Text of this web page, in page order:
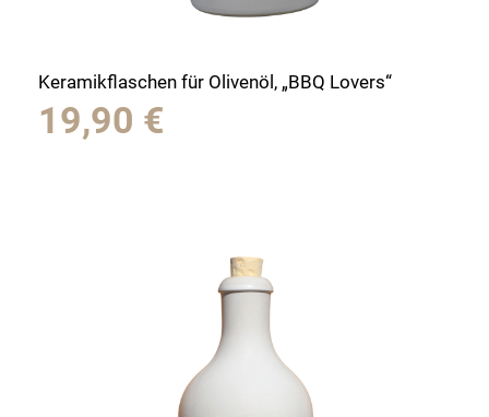
Keramikflaschen für Olivenöl, „BBQ Lovers“
19,90 €